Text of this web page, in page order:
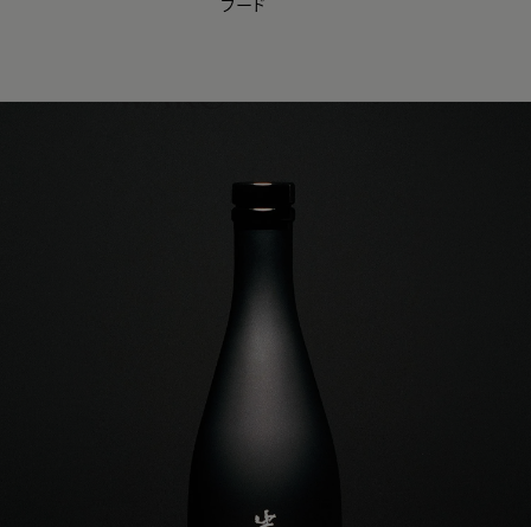
【会員様限定】夏のプレゼントキャンペーン開催中
フード